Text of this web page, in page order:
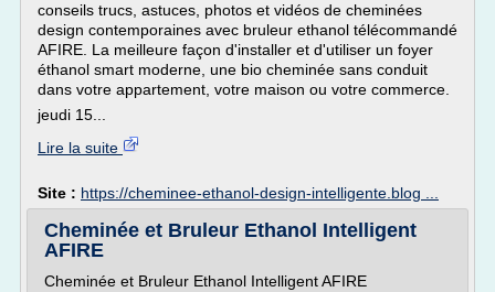
conseils trucs, astuces, photos et vidéos de cheminées
design contemporaines avec bruleur ethanol télécommandé
AFIRE. La meilleure façon d'installer et d'utiliser un foyer
éthanol smart moderne, une bio cheminée sans conduit
dans votre appartement, votre maison ou votre commerce.
jeudi 15...
Lire la suite
Site : https://cheminee-ethanol-design-intelligente.blog ...
Cheminée et Bruleur Ethanol Intelligent
AFIRE
Cheminée et Bruleur Ethanol Intelligent AFIRE